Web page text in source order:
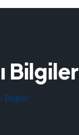
Bilgiler
Bilgiler